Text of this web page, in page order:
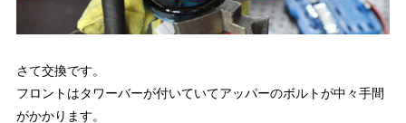
さて交換です。
フロントはタワーバーが付いていてアッパーのボルトが中々手間
がかかります。